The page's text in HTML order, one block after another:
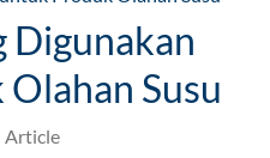
Digunakan
Susu
Article